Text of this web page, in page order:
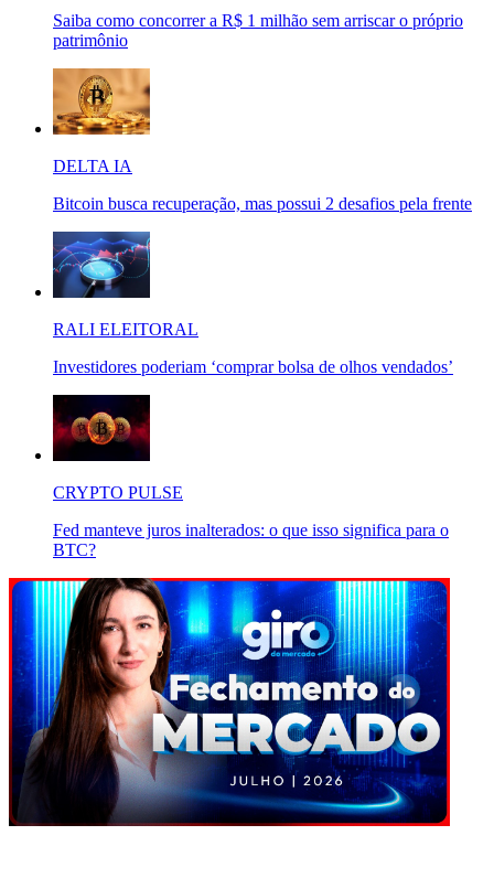
Saiba como concorrer a R$ 1 milhão sem arriscar o próprio
patrimônio
DELTA IA
Bitcoin busca recuperação, mas possui 2 desafios pela frente
RALI ELEITORAL
Investidores poderiam ‘comprar bolsa de olhos vendados’
CRYPTO PULSE
Fed manteve juros inalterados: o que isso significa para o
BTC?